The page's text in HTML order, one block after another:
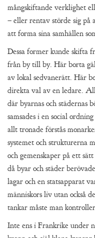
mångskiftande verklighet
– eller rentav störde sig på
att forma sina samhällen
Dessa former kunde skifta
från by till by. Här borta
av lokal sedvanerätt. Här
direkta val av en ledare.
där byarnas och städernas
samsades i en social
allt tronade förstås
systemet och strukturerna
och gemenskaper på ett
då byar och städer
lagar och en statsapparat
människors liv utan också
tankar måste man
Inte ens i Frankrike under